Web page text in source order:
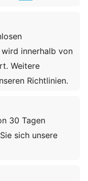
innerhalb von
Weitere
Richtlinien.
30 Tagen
sich unsere